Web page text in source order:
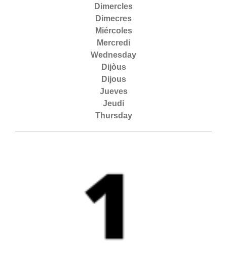
Dimercles
Dimecres
Miércoles
Mercredi
Wednesday
Dijòus
Dijous
Jueves
Jeudi
Thursday